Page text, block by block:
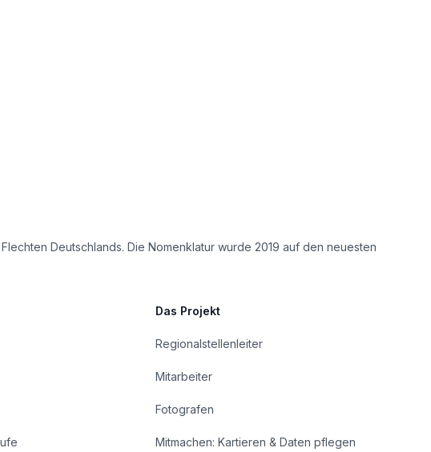
Deutschlands. Die Nomenklatur wurde 2019 auf den neuesten
Das Projekt
Regionalstellenleiter
Mitarbeiter
Fotografen
Mitmachen: Kartieren & Daten pflegen